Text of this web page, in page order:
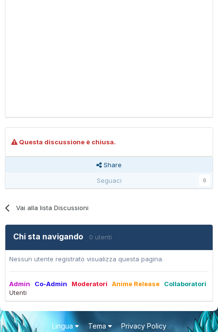
Questa discussione è chiusa.
Share
Seguaci
0
Vai alla lista Discussioni
Chi sta navigando 0 utenti
Nessun utente registrato visualizza questa pagina.
Admin Co-Admin Moderatori Anime Release
Collaboratori
Utenti
Lingua Tema Privacy Policy